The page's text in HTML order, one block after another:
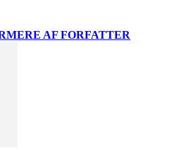
MERE AF FORFATTER